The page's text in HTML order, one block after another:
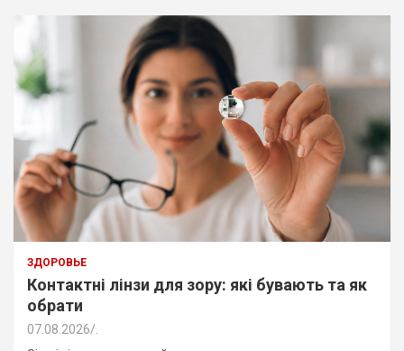
ЗДОРОВЬЕ
Контактні лінзи для зору: які бувають та як
обрати
07.08.2026